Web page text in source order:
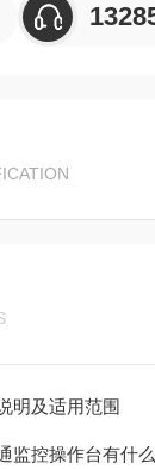
明及适用范围
监控操作台有什